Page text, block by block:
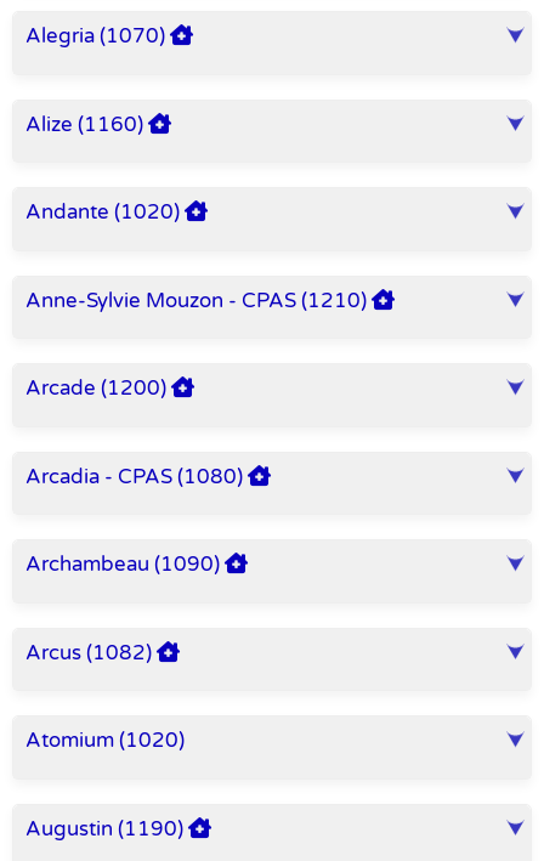
Alegria (1070)
Alize (1160)
Andante (1020)
Anne-Sylvie Mouzon - CPAS (1210)
Arcade (1200)
Arcadia - CPAS (1080)
Archambeau (1090)
Arcus (1082)
Atomium (1020)
Augustin (1190)